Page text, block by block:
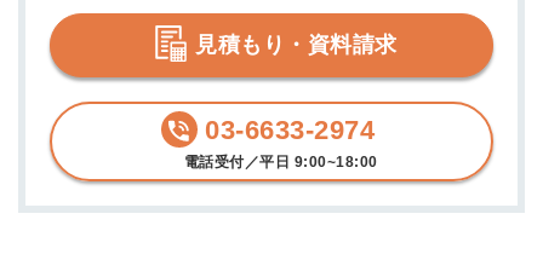
見積もり・資料請求
03-6633-2974
電話受付／平日 9:00~18:00